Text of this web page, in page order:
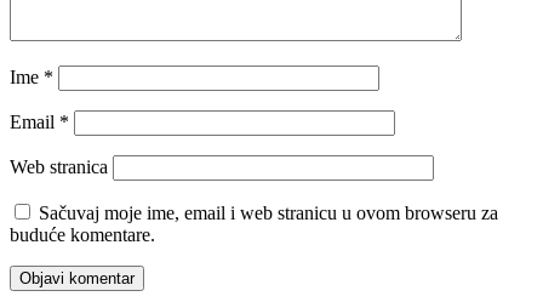
Ime *
Email *
Web stranica
Sačuvaj moje ime, email i web stranicu u ovom browseru za
buduće komentare.